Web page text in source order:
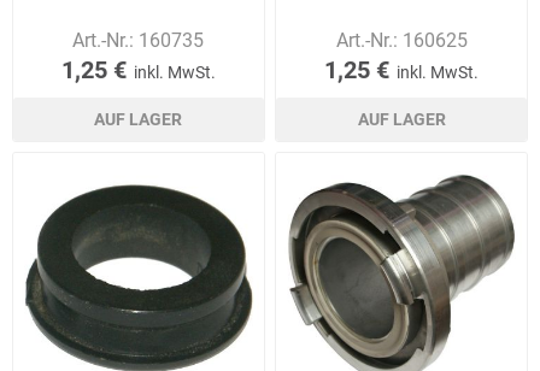
Art.-Nr.: 160735
1,25 € inkl. MwSt.
AUF LAGER
Art.-Nr.: 160625
1,25 € inkl. MwSt.
AUF LAGER